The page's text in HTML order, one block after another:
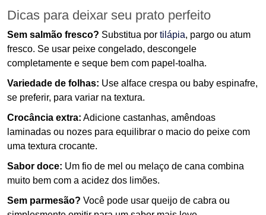
Dicas para deixar seu prato perfeito
Sem salmão fresco? Substitua por tilápia, pargo ou atum
fresco. Se usar peixe congelado, descongele
completamente e seque bem com papel-toalha.
Variedade de folhas: Use alface crespa ou baby espinafre,
se preferir, para variar na textura.
Crocância extra: Adicione castanhas, amêndoas
laminadas ou nozes para equilibrar o macio do peixe com
uma textura crocante.
Sabor doce: Um fio de mel ou melaço de cana combina
muito bem com a acidez dos limões.
Sem parmesão? Você pode usar queijo de cabra ou